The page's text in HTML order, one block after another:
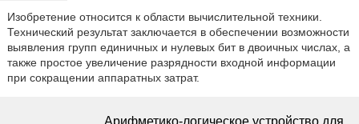
Изобретение относится к области вычислительной техники.
Технический результат заключается в обеспечении возможности
выявления групп единичных и нулевых бит в двоичных числах, а
также простое увеличение разрядности входной информации
при сокращении аппаратных затрат.